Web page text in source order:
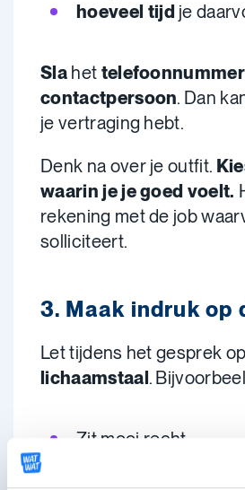
hoeveel tijd je
Sla het
contactpersoon. Dan
je vertraging hebt.
Denk na over je outfit.
waarin je je goed voelt.
rekening met de job
solliciteert.
3. Maak indruk op
Let tijdens het gesprek
lichaamstaal.
Zit mooi recht.